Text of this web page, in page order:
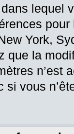
lequel
York,
que la
n’est
si vous